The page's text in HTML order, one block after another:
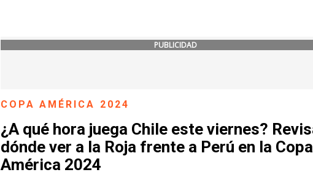
PUBLICIDAD
COPA AMÉRICA 2024
¿A qué hora juega Chile este viernes?
dónde ver a la Roja frente a Perú en la Copa
América 2024